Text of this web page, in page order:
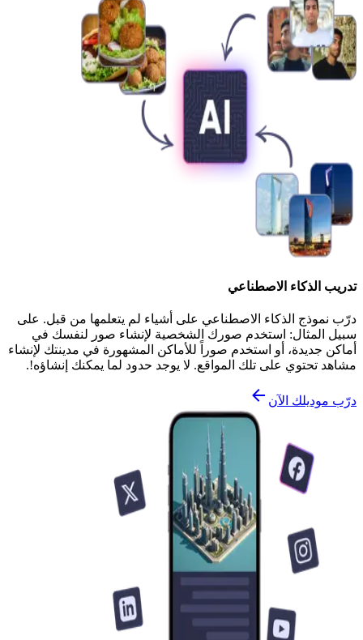
تدريب الذكاء الاصطناعي
درّب نموذج الذكاء الاصطناعي على أشياء لم يتعلمها من قبل. على
سبيل المثال: استخدم صورك الشخصية لإنشاء صور لنفسك في
أماكن جديدة، أو استخدم صوراً للأماكن المشهورة في مدينتك لإنشاء
مشاهد تحتوي على تلك المواقع. لا يوجد حدود لما يمكنك إنشاؤه!.
درّب موديلك الآن